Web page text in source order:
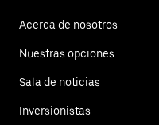
Acerca de nosotros
Nuestras opciones
Sala de noticias
Inversionistas